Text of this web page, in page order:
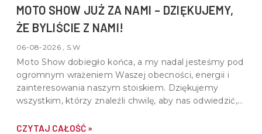
MOTO SHOW JUŻ ZA NAMI – DZIĘKUJEMY,
ŻE BYLIŚCIE Z NAMI!
06-08-2026 , S.W
Moto Show dobiegło końca, a my nadal jesteśmy pod
ogromnym wrażeniem Waszej obecności, energii i
zainteresowania naszym stoiskiem. Dziękujemy
wszystkim, którzy znaleźli chwilę, aby nas odwiedzić,
do motoryzacji.
CZYTAJ CAŁOŚĆ »